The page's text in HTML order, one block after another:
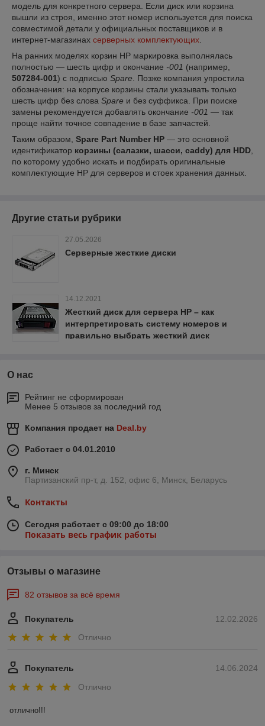
модель для конкретного сервера. Если диск или корзина
вышли из строя, именно этот номер используется для поиска
совместимой детали у официальных поставщиков и в
интернет-магазинах серверных комплектующих
На ранних моделях корзин HP маркировка выполнялась
полностью — шесть цифр и окончание -001 (например,
507284-001) с подписью Spare . Позже компания упростила
обозначения: на корпусе корзины стали указывать только
шесть цифр без слова Spare и без суффикса. При поиске
замены рекомендуется добавлять окончание -001 — так
проще найти точное совпадение в базе запчастей.
Таким образом, Spare Part Number HP — это основной
идентификатор корзины (салазки, шасси, caddy) для HDD
по которому удобно искать и подбирать оригинальные
комплектующие HP для серверов и стоек хранения данных.
Другие статьи рубрики
27.05.2026
Серверные жесткие диски
14.12.2021
Жесткий диск для сервера HP – как
интерпретировать систему номеров и
правильно выбрать жесткий диск
О нас
Рейтинг не сформирован
Менее 5 отзывов за последний год
Компания продает на Deal.by
Работает с 04.01.2010
г. Минск
Партизанский пр-т, д. 152, офис 6, Минск, Беларусь
Контакты
Сегодня работает с 09:00 до 18:00
Показать весь график работы
Отзывы о магазине
82 отзывов за всё время
12.02.2026
Покупатель
Отлично
14.06.2024
Покупатель
Отлично
отлично!!!